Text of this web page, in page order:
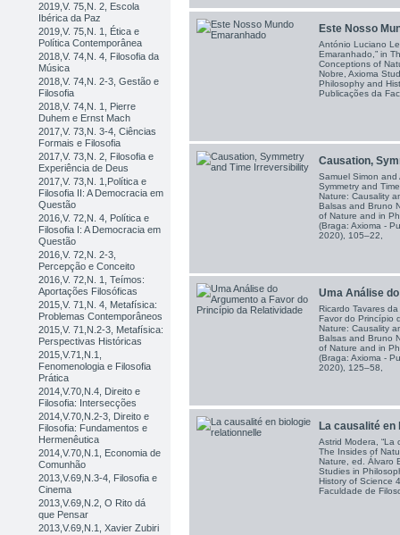
2019,V. 75,N. 2, Escola
Ibérica da Paz
2019,V. 75,N. 1, Ética e
Política Contemporânea
2018,V. 74,N. 4, Filosofia da
Música
2018,V. 74,N. 2-3, Gestão e
Filosofia
2018,V. 74,N. 1, Pierre
Duhem e Ernst Mach
2017,V. 73,N. 3-4, Ciências
Formais e Filosofia
2017,V. 73,N. 2, Filosofia e
Experiência de Deus
2017,V. 73,N. 1,Política e
Filosofia II: A Democracia em
Questão
2016,V. 72,N. 4, Política e
Filosofia I: A Democracia em
Questão
2016,V. 72,N. 2-3,
Percepção e Conceito
2016,V. 72,N. 1, Teímos:
Aportações Filosóficas
2015,V. 71,N. 4, Metafísica:
Problemas Contemporâneos
2015,V. 71,N.2-3, Metafísica:
Perspectivas Históricas
2015,V.71,N.1,
Fenomenologia e Filosofia
Prática
2014,V.70,N.4, Direito e
Filosofia: Intersecções
2014,V.70,N.2-3, Direito e
Filosofia: Fundamentos e
Hermenêutica
2014,V.70,N.1, Economia de
Comunhão
2013,V.69,N.3-4, Filosofia e
Cinema
2013,V.69,N.2, O Rito dá
que Pensar
2013,V.69,N.1, Xavier Zubiri
Este Nosso
António Luciano
Emaranhado,” in
Conceptions of
Nobre, Axioma
Philosophy and
Publicações da
Causation,
Samuel Simon and
Symmetry and
Nature: Causality
Balsas and Bruno
of Nature and in
(Braga: Axioma -
2020), 105–22,
Uma Análise
Ricardo Tavares
Favor do Princípio
Nature: Causality
Balsas and Bruno
of Nature and in
(Braga: Axioma -
2020), 125–58,
La causalité en
Astrid Modera, “La
The Insides of
Nature, ed. Álvaro
Studies in
History of Science
Faculdade de